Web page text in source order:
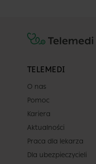
TELEMEDI
O nas
Pomoc
Kariera
Aktualności
Praca dla lekarza
Dla ubezpieczycieli